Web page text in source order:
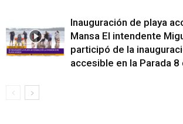
Inauguración de playa
Mansa El intendente
participó de la
accesible en la Parada 8